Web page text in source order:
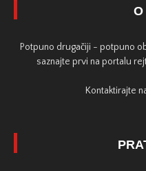
O
Potpuno drugačiji - potpuno
saznajte prvi na portalu
Kontaktirajte